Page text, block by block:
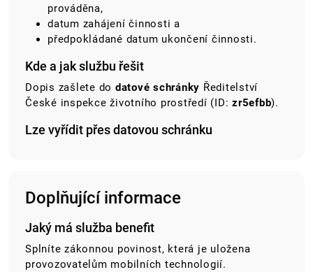
prováděna,
datum zahájení činnosti a
předpokládané datum ukončení činnosti.
Kde a jak službu řešit
Dopis zašlete do datové schránky Ředitelství
České inspekce životního prostředí (ID: zr5efbb).
Lze vyřídit přes datovou schránku
Doplňující informace
Jaký má služba benefit
Splníte zákonnou povinost, která je uložena
provozovatelům mobilních technologií.